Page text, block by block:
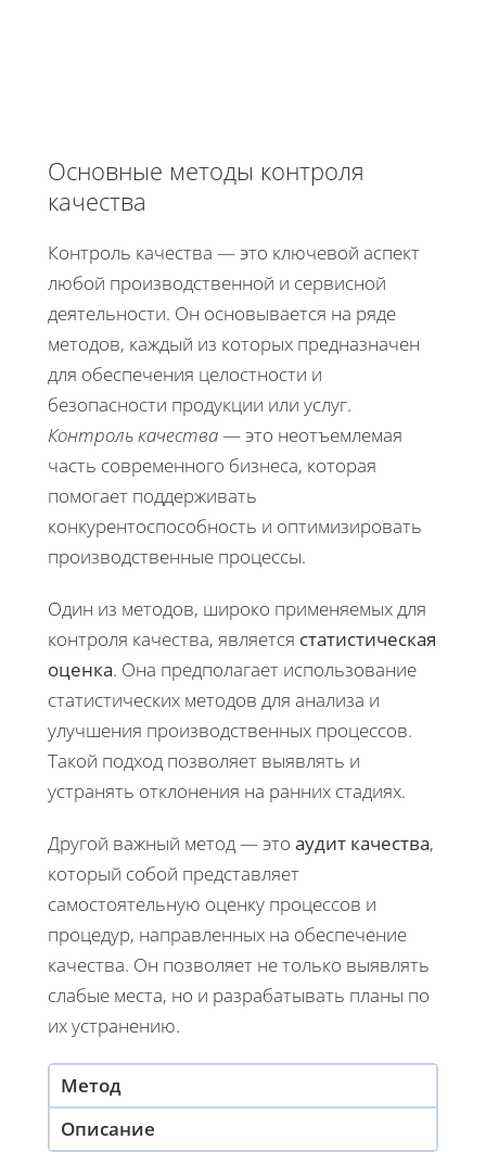
Основные методы контроля
качества
Контроль качества — это ключевой аспект
любой производственной и сервисной
деятельности. Он основывается на ряде
методов, каждый из которых предназначен
для обеспечения целостности и
безопасности продукции или услуг.
Контроль качества— это неотъемлемая
часть современного бизнеса, которая
помогает поддерживать
конкурентоспособность и оптимизировать
производственные процессы.
Один из методов, широко применяемых для
контроля качества, является статистическая
оценка. Она предполагает использование
статистических методов для анализа и
улучшения производственных процессов.
Такой подход позволяет выявлять и
устранять отклонения на ранних стадиях.
Другой важный метод — это аудит качества,
который собой представляет
самостоятельную оценку процессов и
процедур, направленных на обеспечение
качества. Он позволяет не только выявлять
слабые места, но и разрабатывать планы по
их устранению.
Метод
Описание